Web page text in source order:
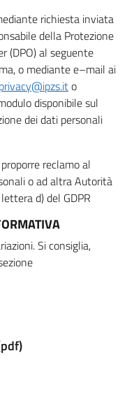
richiesta inviata
della Protezione
(DPO) al seguente
o mediante e–mail ai
privacy@ipzs.ito
disponibile sul
dei dati personali
reclamo al
o ad altra Autorità
d) del GDPR
Si consiglia,